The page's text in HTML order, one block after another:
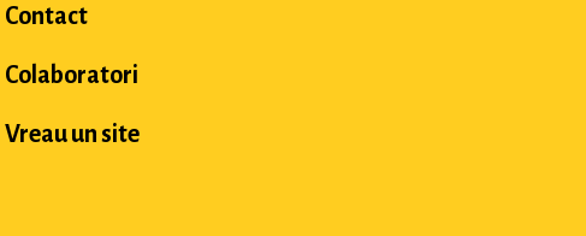
Contact
Colaboratori
Vreau un site